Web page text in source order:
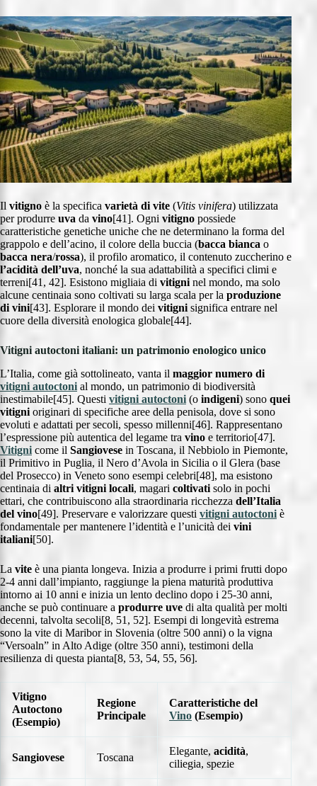
Il vitigno è la specifica varietà di vite (Vitis vinifera) utilizzata
per produrre uva da vino[41]. Ogni vitigno possiede
caratteristiche genetiche uniche che ne determinano la forma del
grappolo e dell’acino, il colore della buccia (bacca bianca o
bacca nera/rossa), il profilo aromatico, il contenuto zuccherino e
l’acidità dell’uva, nonché la sua adattabilità a specifici climi e
terreni[41, 42]. Esistono migliaia di vitigni nel mondo, ma solo
alcune centinaia sono coltivati su larga scala per la produzione
di vini[43]. Esplorare il mondo dei vitigni significa entrare nel
cuore della diversità enologica globale[44].
Vitigni autoctoni italiani: un patrimonio enologico unico
L’Italia, come già sottolineato, vanta il maggior numero di
vitigni autoctoni al mondo, un patrimonio di biodiversità
inestimabile[45]. Questi vitigni autoctoni (o indigeni) sono quei
vitigni originari di specifiche aree della penisola, dove si sono
evoluti e adattati per secoli, spesso millenni[46]. Rappresentano
l’espressione più autentica del legame tra vino e territorio[47].
Vitigni come il Sangiovese in Toscana, il Nebbiolo in Piemonte,
il Primitivo in Puglia, il Nero d’Avola in Sicilia o il Glera (base
del Prosecco) in Veneto sono esempi celebri[48], ma esistono
centinaia di altri vitigni locali, magari coltivati solo in pochi
ettari, che contribuiscono alla straordinaria ricchezza dell’Italia
del vino[49]. Preservare e valorizzare questi vitigni autoctoni è
fondamentale per mantenere l’identità e l’unicità dei vini
italiani[50].
La vite è una pianta longeva. Inizia a produrre i primi frutti dopo
2-4 anni dall’impianto, raggiunge la piena maturità produttiva
intorno ai 10 anni e inizia un lento declino dopo i 25-30 anni,
anche se può continuare a produrre uve di alta qualità per molti
decenni, talvolta secoli[8, 51, 52]. Esempi di longevità estrema
sono la vite di Maribor in Slovenia (oltre 500 anni) o la vigna
“Versoaln” in Alto Adige (oltre 350 anni), testimoni della
resilienza di questa pianta[8, 53, 54, 55, 56].
Vitigno
Autoctono
(Esempio)
Regione
Principale
Caratteristiche del
Vino (Esempio)
Sangiovese Toscana
Elegante, acidità,
ciliegia, spezie